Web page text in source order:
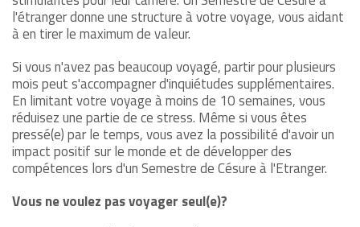
l'étranger donne une structure à votre voyage, vous aidant
à en tirer le maximum de valeur.
Si vous n'avez pas beaucoup voyagé, partir pour plusieurs
mois peut s'accompagner d'inquiétudes supplémentaires.
En limitant votre voyage à moins de 10 semaines, vous
réduisez une partie de ce stress. Même si vous êtes
pressé(e) par le temps, vous avez la possibilité d'avoir un
impact positif sur le monde et de développer des
compétences lors d'un Semestre de Césure à l'Etranger.
Vous ne voulez pas voyager seul(e)?